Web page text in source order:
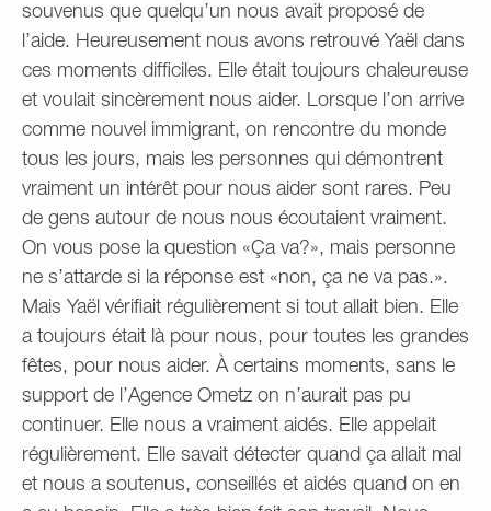
souvenus que quelqu’un nous avait proposé de
l’aide. Heureusement nous avons retrouvé Yaël dans
ces moments difficiles. Elle était toujours chaleureuse
et voulait sincèrement nous aider. Lorsque l’on arrive
comme nouvel immigrant, on rencontre du monde
tous les jours, mais les personnes qui démontrent
vraiment un intérêt pour nous aider sont rares. Peu
de gens autour de nous nous écoutaient vraiment.
On vous pose la question «Ça va?», mais personne
ne s’attarde si la réponse est «non, ça ne va pas.».
Mais Yaël vérifiait régulièrement si tout allait bien. Elle
a toujours était là pour nous, pour toutes les grandes
fêtes, pour nous aider. À certains moments, sans le
support de l’Agence Ometz on n’aurait pas pu
continuer. Elle nous a vraiment aidés. Elle appelait
régulièrement. Elle savait détecter quand ça allait mal
et nous a soutenus, conseillés et aidés quand on en